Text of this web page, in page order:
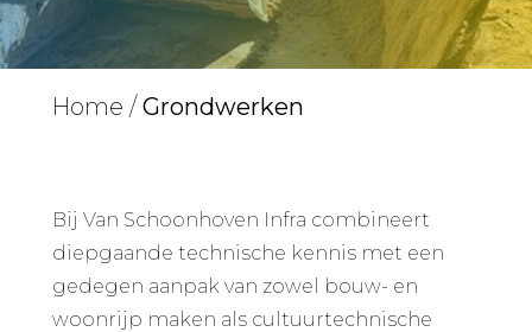
Home / Grondwerken
Bij Van Schoonhoven Infra combineert
diepgaande technische kennis met een
gedegen aanpak van zowel bouw- en
woonrijp maken als cultuurtechnische